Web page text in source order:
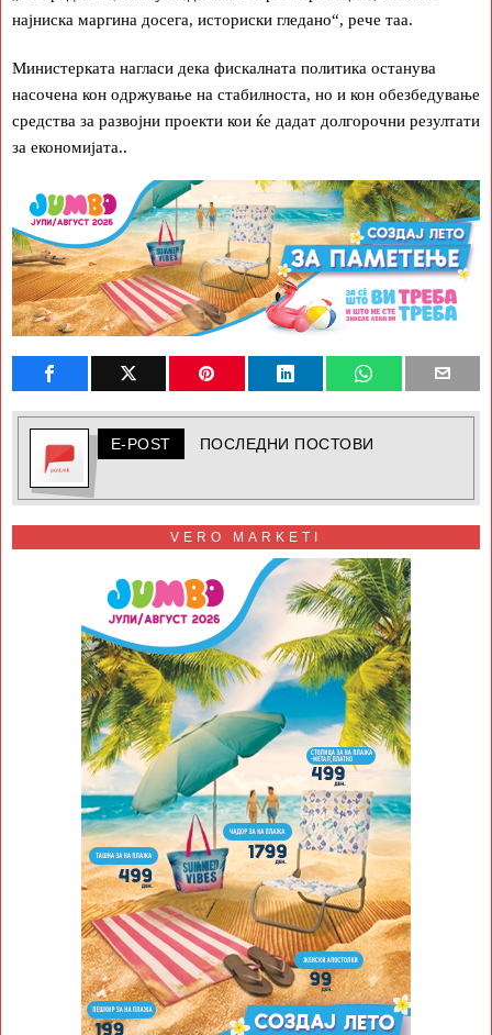
најниска маргина досега, историски гледано“, рече таа.
Министерката нагласи дека фискалната политика останува
насочена кон одржување на стабилноста, но и кон обезбедување
средства за развојни проекти кои ќе дадат долгорочни резултати
за економијата..
E-POST ПОСЛЕДНИ ПОСТОВИ
VERO MARKETI